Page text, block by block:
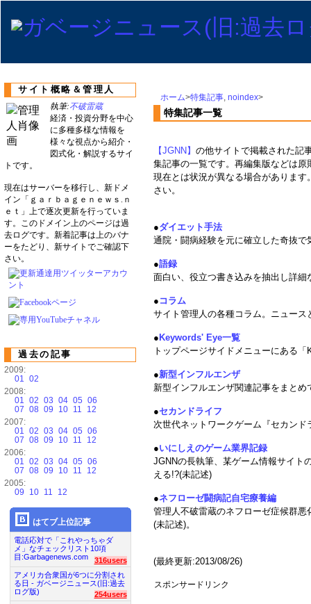
ホーム>特集記事, noindex>
特集記事一覧
【JGNN】 の他サイトで掲載された記
集記事の一覧です。再編集版などは
現在とは状況が異なる場合がありま
さい。
●ダイエット手法
通院・闘病経験を元に確立した奇抜
●語録
面白い、役立つ書き込みを抽出し詳
● コラム
サイト管理人の各種コラム。ニュー
● Keywords' Eye一覧
トップページサイドメニューにある
●新型インフルエンザ
新型インフルエンザ関連記事をまと
●セカンドライフ
次世代ネットワークゲーム『セカン
●いにしえのゲーム業界記録
JGNNの長執筆、某ゲーム情報サイト
える!?(未記述)
●ネフローゼ闘病記自宅療養編
管理人不破雷蔵のネフローゼ症候群
(未記述)。
(最終更新:2013/08/26)
スポンサードリンク
サイト概略＆管理人
執筆:不破雷蔵
経済・投資分野を中心
に多種多様な情報を
様々な視点から紹介・
図式化・解説するサイ
トです。
現在はサーバーを移行し、新ドメ
イン「ｇａｒｂａｇｅｎｅｗｓ.ｎ
ｅｔ」上で逐次更新を行っていま
す。このドメイン上のページは過
去ログです。新着記事は上のバナ
ーをたどり、新サイトでご確認下
さい。
過去の記事
2009:
01 02
2008:
01 02 03 04 05 06
07 08 09 10 11
12
2007:
01 02 03 04 05 06
07 08 09 10 11
12
2006:
01 02 03 04 05 06
07 08 09 10 11
12
2005:
09
10 11 12
はてブ上位記事
電話応対で「これやっちゃダ
メ」なチェックリスト10項
目:Garbagenews.com
316users
アメリカ合衆国が6つに分割され
る日 - ガベージニュース(旧:過去
ログ版)
254users